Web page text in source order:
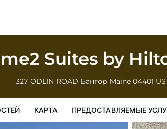
Suites by
327 ODLIN ROAD Бангор Maine 04401 US
КАРТА ПРЕДОСТАВЛЯЕМЫЕ